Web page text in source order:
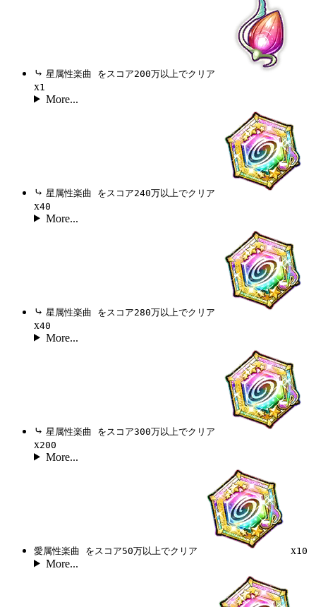
⤷ 星属性楽曲 をスコア200万以上でクリア
x1
More...
⤷ 星属性楽曲 をスコア240万以上でクリア
x40
More...
⤷ 星属性楽曲 をスコア280万以上でクリア
x40
More...
⤷ 星属性楽曲 をスコア300万以上でクリア
x200
More...
愛属性楽曲 をスコア50万以上でクリア x10
More...